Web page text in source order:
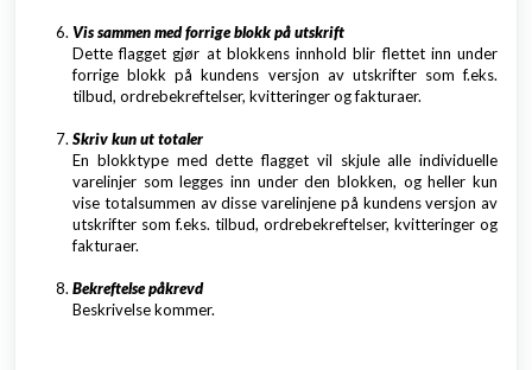
Vis sammen med forrige blokk på utskrift
Dette flagget gjør at blokkens innhold blir flettet inn under
forrige blokk på kundens versjon av utskrifter som f.eks.
tilbud, ordrebekreftelser, kvitteringer og fakturaer.
Skriv kun ut totaler
En blokktype med dette flagget vil skjule alle individuelle
varelinjer som legges inn under den blokken, og heller kun
vise totalsummen av disse varelinjene på kundens versjon av
utskrifter som f.eks. tilbud, ordrebekreftelser, kvitteringer og
fakturaer.
Bekreftelse påkrevd
Beskrivelse kommer.